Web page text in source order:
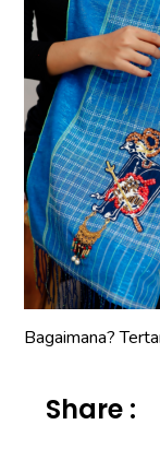
Bagaimana?
Share :